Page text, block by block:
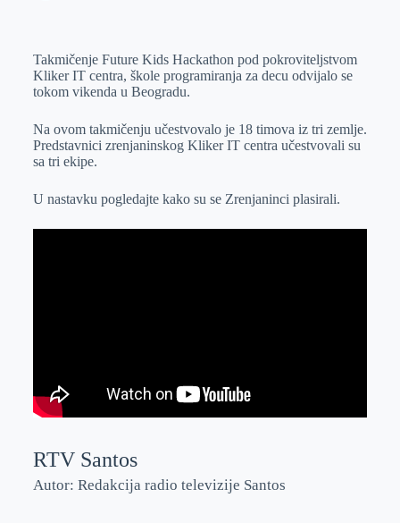
e
r
I
n
s
A
p
a
i
Takmičenje Future Kids Hackathon pod pokroviteljstvom
Kliker IT centra, škole programiranja za decu odvijalo se
tokom vikenda u Beogradu.
Na ovom takmičenju učestvovalo je 18 timova iz tri zemlje.
Predstavnici zrenjaninskog Kliker IT centra učestvovali su
sa tri ekipe.
U nastavku pogledajte kako su se Zrenjaninci plasirali.
RTV Santos
Autor: Redakcija radio televizije Santos